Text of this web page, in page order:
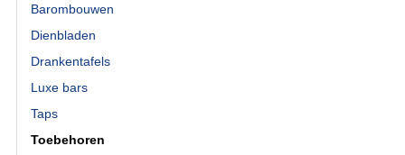
Barombouwen
Dienbladen
Drankentafels
Luxe bars
Taps
Toebehoren